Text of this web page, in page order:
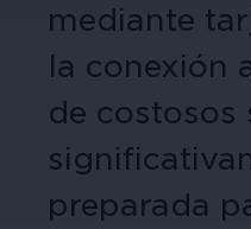
mediante
la conexión
de costosos
preparada